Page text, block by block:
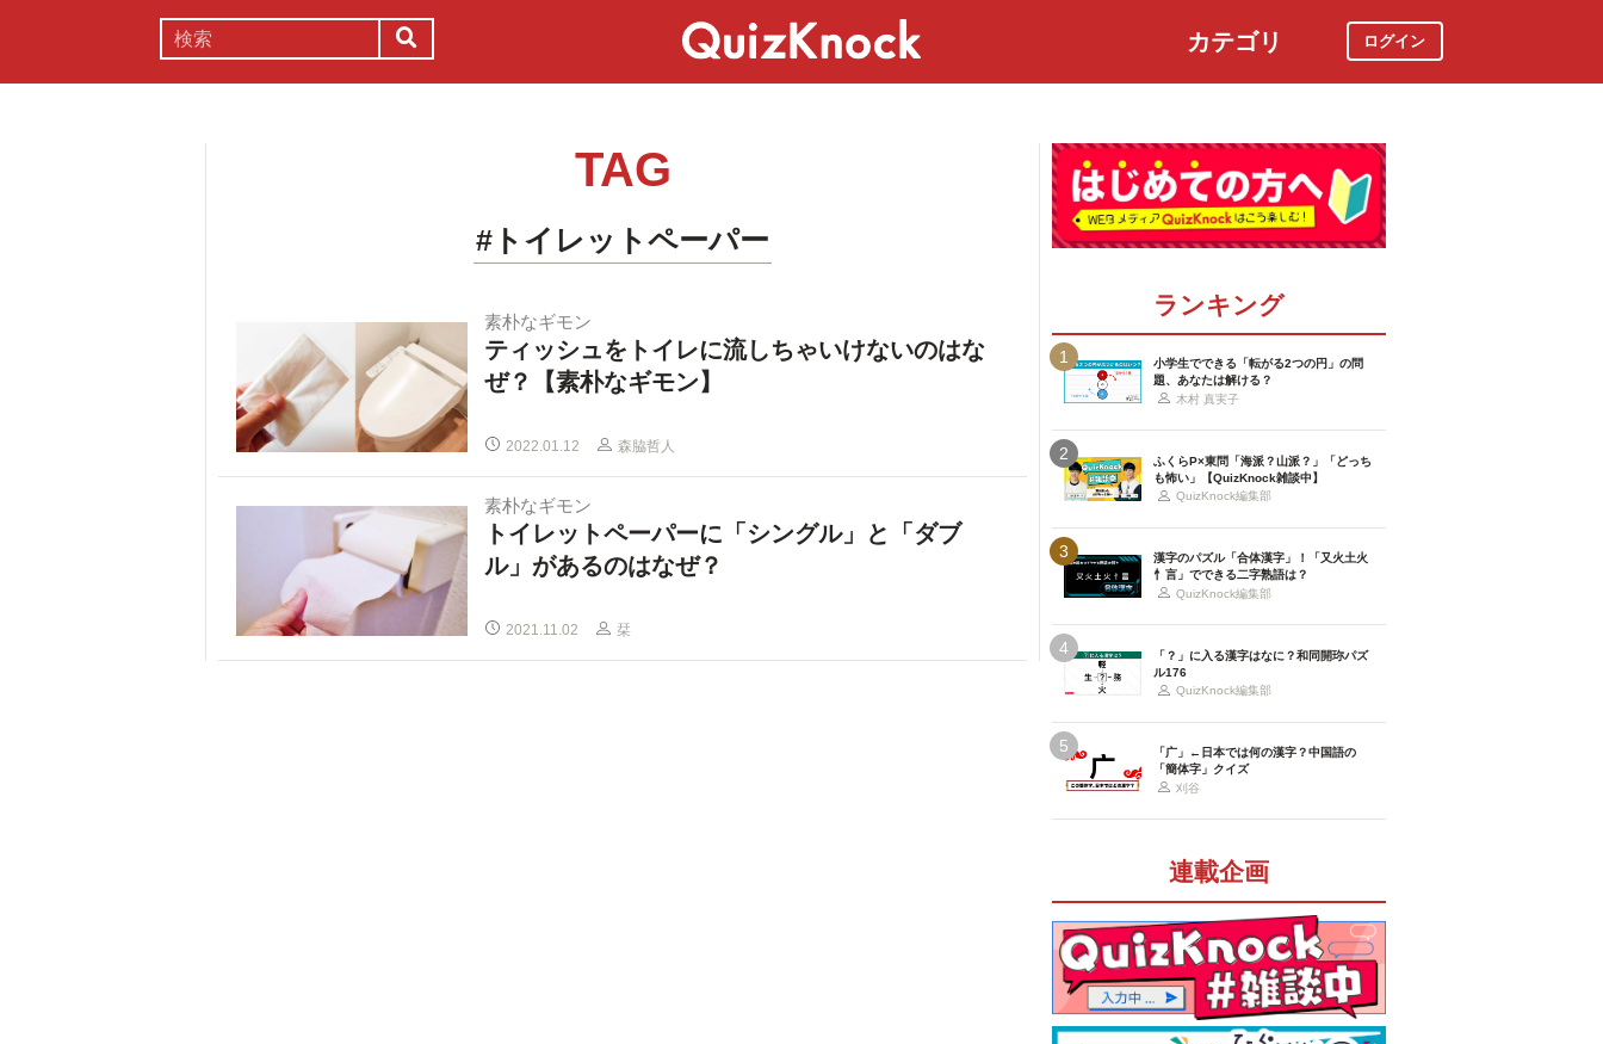
カテゴリ ログイン
TAG
#トイレットペーパー
素朴なギモン
ティッシュをトイレに流しちゃいけないのはな
ぜ？【素朴なギモン】
2022.01.12 森脇哲人
素朴なギモン
トイレットペーパーに「シングル」と「ダブ
ル」があるのはなぜ？
2021.11.02 栞
ランキング
1
小学生でできる「転がる2つの円」の問
題、あなたは解ける？
木村 真実子
2
ふくらP×東問「海派？山派？」「どっち
も怖い」【QuizKnock雑談中】
QuizKnock編集部
3
漢字のパズル「合体漢字」！「又火土火
忄言」でできる二字熟語は？
QuizKnock編集部
4
「？」に入る漢字はなに？和同開珎パズ
ル176
QuizKnock編集部
5
「广」←日本では何の漢字？中国語の
「簡体字」クイズ
刈谷
連載企画